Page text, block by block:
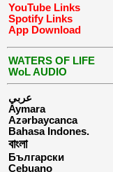
YouTube Links
Spotify Links
App Download
WATERS OF LIFE
WoL AUDIO
عربي
Aymara
Azərbaycanca
Bahasa Indones.
বাংলা
Български
Cebuano